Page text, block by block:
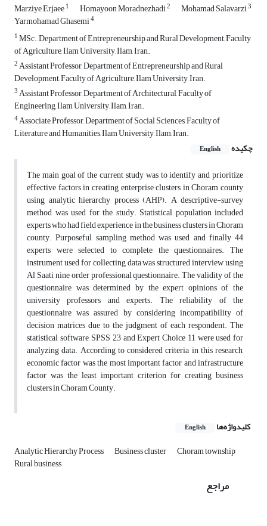
Marziye Erjaee1 Homayoon Moradnezhadi2 Mohamad Salavarzi3
Yarmohamad Ghasemi4
1MSc., Department of Entrepreneurship and Rural Development, Faculty
of Agriculture, Ilam University, Ilam, Iran.
2Assistant Professor, Department of Entrepreneurship and Rural
Development, Faculty of Agriculture, Ilam University, Iran.
3Assistant Professor, Department of Architectural, Faculty of
Engineering, Ilam University, Ilam, Iran.
4Associate Professor, Department of Social Sciences, Faculty of
Literature and Humanities, Ilam University, Ilam, Iran.
چکیده
English
The main goal of the current study was to identify and prioritize
effective factors in creating enterprise clusters in Choram county
using analytic hierarchy process (AHP). A descriptive-survey
method was used for the study. Statistical population included
experts who had field experience in the business clusters in Choram
county. Purposeful sampling method was used and finally 44
experts were selected to complete the questionnaires. The
instrument used for collecting data was structured interview using
Al Saati nine order professional questionnaire. The validity of the
questionnaire was determined by the expert opinions of the
university professors and experts. The reliability of the
questionnaire was assured by considering incompatibility of
decision matrices due to the judgment of each respondent. The
statistical software, SPSS 23 and Expert Choice 11 were used for
analyzing data. According to considered criteria in this research,
economic factor was the most important factor and infrastructure
factor was the least important criterion for creating business
clusters in Choram County.
کلیدواژه‌ها English
Analytic Hierarchy Process Business cluster Choram township
Rural business
مراجع